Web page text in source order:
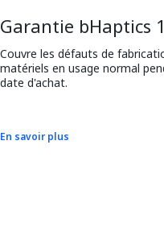
Garantie bHaptics
Couvre les défauts de
matériels en usage normal
date d'achat.
En savoir plus